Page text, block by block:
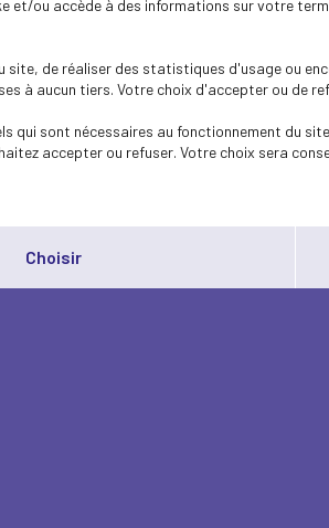
et/ou accède à des informations sur votre
de réaliser des statistiques d'usage ou
à aucun tiers. Votre choix d'accepter ou de
qui sont nécessaires au fonctionnement du
accepter ou refuser. Votre choix sera
Choisir